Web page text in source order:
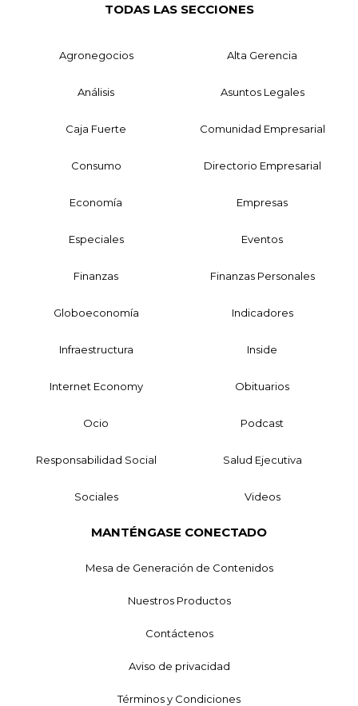
TODAS LAS SECCIONES
Agronegocios Alta Gerencia
Análisis Asuntos Legales
Caja Fuerte Comunidad Empresarial
Consumo Directorio Empresarial
Economía Empresas
Especiales Eventos
Finanzas Finanzas Personales
Globoeconomía Indicadores
Infraestructura Inside
Internet Economy Obituarios
Ocio Podcast
Responsabilidad Social Salud Ejecutiva
Sociales Videos
MANTÉNGASE CONECTADO
Mesa de Generación de Contenidos
Nuestros Productos
Contáctenos
Aviso de privacidad
Términos y Condiciones